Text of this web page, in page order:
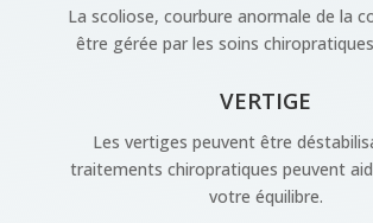
La scoliose, courbure anormale de la
être gérée par les soins
VERTIGE
Les vertiges peuvent être
traitements chiropratiques peuvent
votre équilibre.